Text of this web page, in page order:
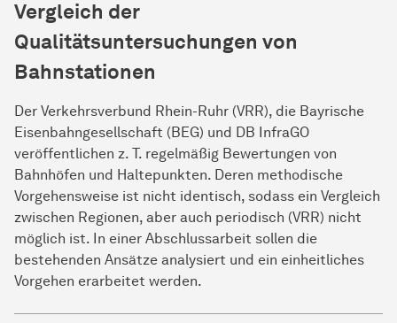
Vergleich der
Qualitätsuntersuchungen von
Bahnstationen
Der Verkehrsverbund Rhein-Ruhr (VRR), die Bayrische
Eisenbahngesellschaft (BEG) und DB InfraGO
veröffentlichen z. T. regelmäßig Bewertungen von
Bahnhöfen und Haltepunkten. Deren methodische
Vorgehensweise ist nicht identisch, sodass ein Vergleich
zwischen Regionen, aber auch periodisch (VRR) nicht
möglich ist. In einer Abschlussarbeit sollen die
bestehenden Ansätze analysiert und ein einheitliches
Vorgehen erarbeitet werden.